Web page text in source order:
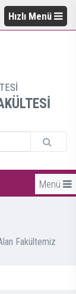
Hızlı Menü
Menü
Fakültemiz